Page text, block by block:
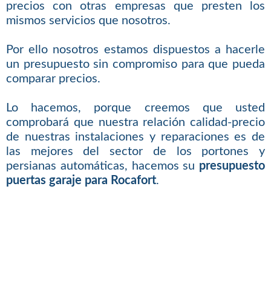
precios con otras empresas que presten los
mismos servicios que nosotros.
Por ello nosotros estamos dispuestos a hacerle
un presupuesto sin compromiso para que pueda
comparar precios.
Lo hacemos, porque creemos que usted
comprobará que nuestra relación calidad-precio
de nuestras instalaciones y reparaciones es de
las mejores del sector de los portones y
persianas automáticas, hacemos su presupuesto
puertas garaje para Rocafort.